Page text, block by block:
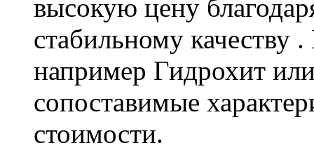
высокую цену
стабильному качеству
например Гидрохит
сопоставимые
стоимости.